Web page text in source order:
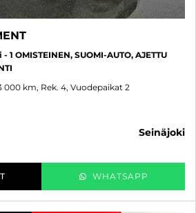
1 OMISTEINEN, SUOMI-AUTO, AJETTU
000 km, Rek. 4, Vuodepaikat 2
seinäjoki
WHATSAPP